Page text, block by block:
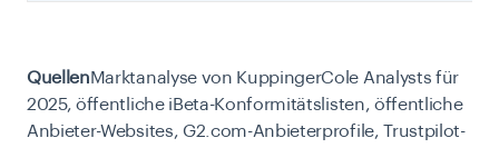
QuellenMarktanalyse von KuppingerCole Analysts für
2025, öffentliche iBeta-Konformitätslisten, öffentliche
Anbieter-Websites, G2.com-Anbieterprofile, Trustpilot-